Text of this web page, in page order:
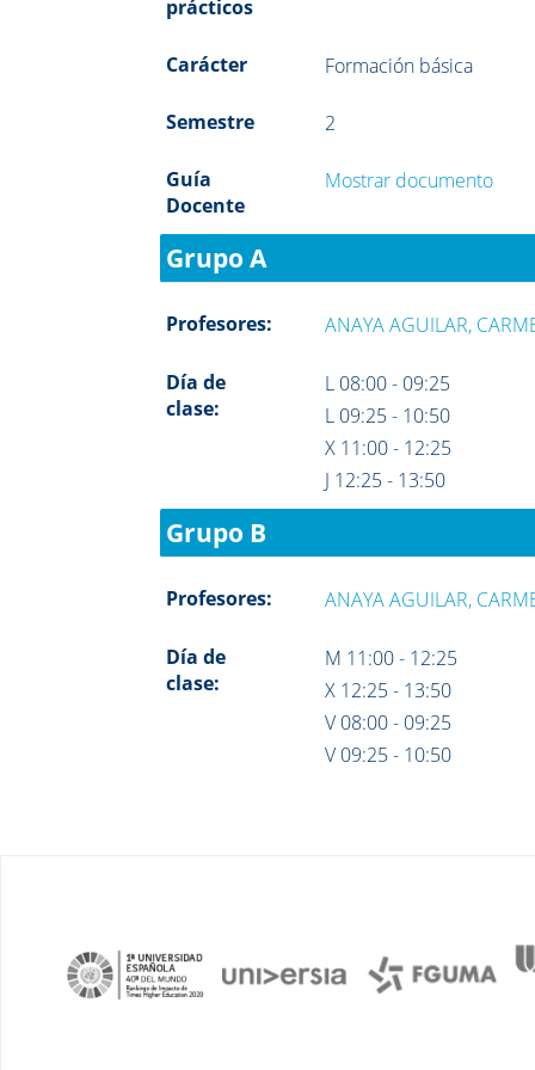
prácticos
Carácter Formación básica
Semestre 2
Guía
Docente
Mostrar documento
Grupo A
Profesores: ANAYA AGUILAR,
Día de
clase:
L 08:00 - 09:25
L 09:25 - 10:50
X 11:00 - 12:25
J 12:25 - 13:50
Grupo B
Profesores: ANAYA AGUILAR,
Día de
clase:
M 11:00 - 12:25
X 12:25 - 13:50
V 08:00 - 09:25
V 09:25 - 10:50